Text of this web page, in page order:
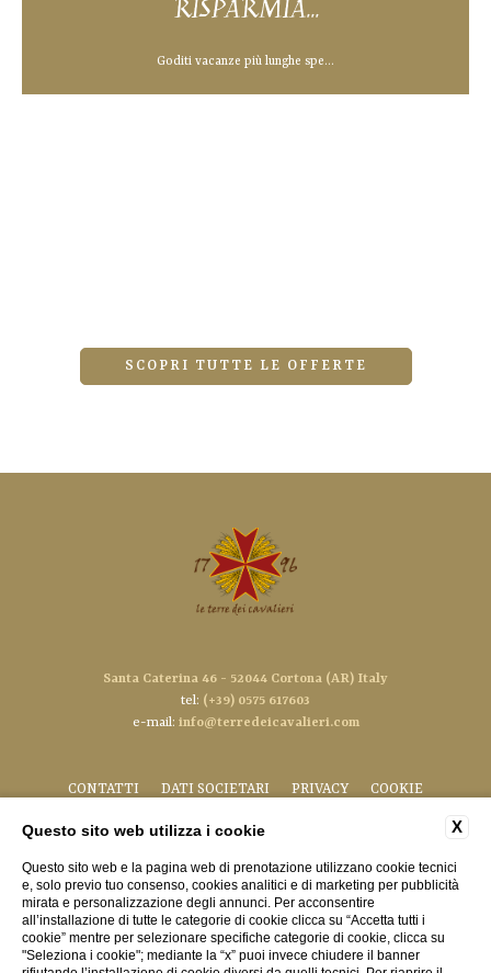
RISPARMIA...
Goditi vacanze più lunghe spe...
SCOPRI TUTTE LE OFFERTE
Santa Caterina 46 - 52044 Cortona (AR) Italy
tel: (+39) 0575 617603
e-mail: info@terredeicavalieri.com
CONTATTI DATI SOCIETARI PRIVACY
COOKIE
X
Questo sito web utilizza i cookie
Questo sito web e la pagina web di prenotazione utilizzano cookie tecnici
e, solo previo tuo consenso, cookies analitici e di marketing per pubblicità
mirata e personalizzazione degli annunci. Per acconsentire
all’installazione di tutte le categorie di cookie clicca su “Accetta tutti i
cookie” mentre per selezionare specifiche categorie di cookie, clicca su
"Seleziona i cookie"; mediante la “x” puoi invece chiudere il banner